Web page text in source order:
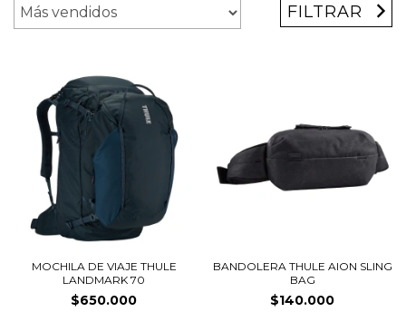
FILTRAR
MOCHILA DE VIAJE THULE
LANDMARK 70
$650.000
BANDOLERA THULE AION SLING
BAG
$140.000